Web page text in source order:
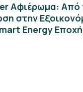
Αφιέρωμα: Από
στην
Energy Εποχή